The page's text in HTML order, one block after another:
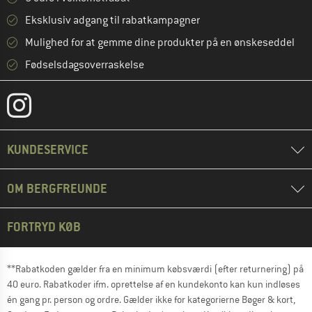
Eksklusiv adgang til rabatkampagner
Mulighed for at gemme dine produkter på en ønskeseddel
Fødselsdagsoverraskelse
KUNDESERVICE
OM BERGFREUNDE
FORTRYD KØB
**Rabatkoden gælder fra en minimum købsværdi (efter returnering) på
40 euro. Rabatkoder ifm. oprettelse af en kundekonto kan kun indløses
én gang pr. person og ordre. Gælder ikke for kategorierne Bøger & kort,